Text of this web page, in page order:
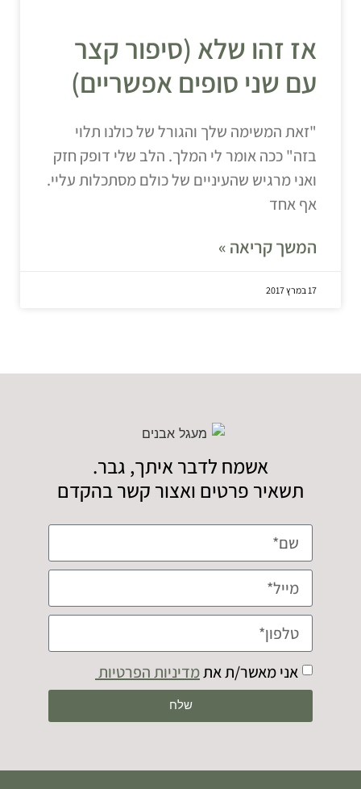
אז זהו שלא (סיפור קצר
עם שני סופים אפשריים)
"זאת המשימה שלך והגורל של כולנו תלוי
בזה" ככה אומר לי המלך. הלב שלי דופק חזק
ואני מרגיש שהעיניים של כולם מסתכלות עליי.
אף אחד
המשך קריאה »
17 במרץ 2017
אשמח לדבר איתך, גבר.
תשאיר פרטים ואצור קשר בהקדם
אני מאשר/ת אתמדיניות הפרטיות
שלח